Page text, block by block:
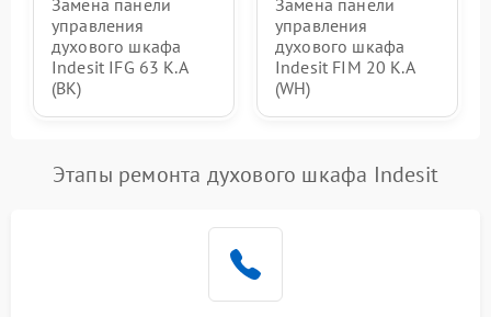
Замена панели
управления
духового шкафа
Indesit IFG 63 K.A
(BK)
Замена панели
управления
духового шкафа
Indesit FIM 20 K.A
(WH)
Этапы ремонта духового шкафа Indesit